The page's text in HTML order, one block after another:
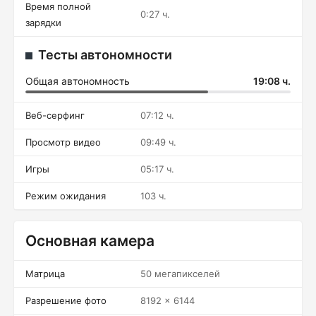
Время полной
зарядки
0:27 ч.
Тесты автономности
Общая автономность 19:08 ч.
Веб-серфинг 07:12 ч.
Просмотр видео 09:49 ч.
Игры 05:17 ч.
Режим ожидания 103 ч.
Основная камера
Матрица 50 мегапикселей
Разрешение фото 8192 x 6144